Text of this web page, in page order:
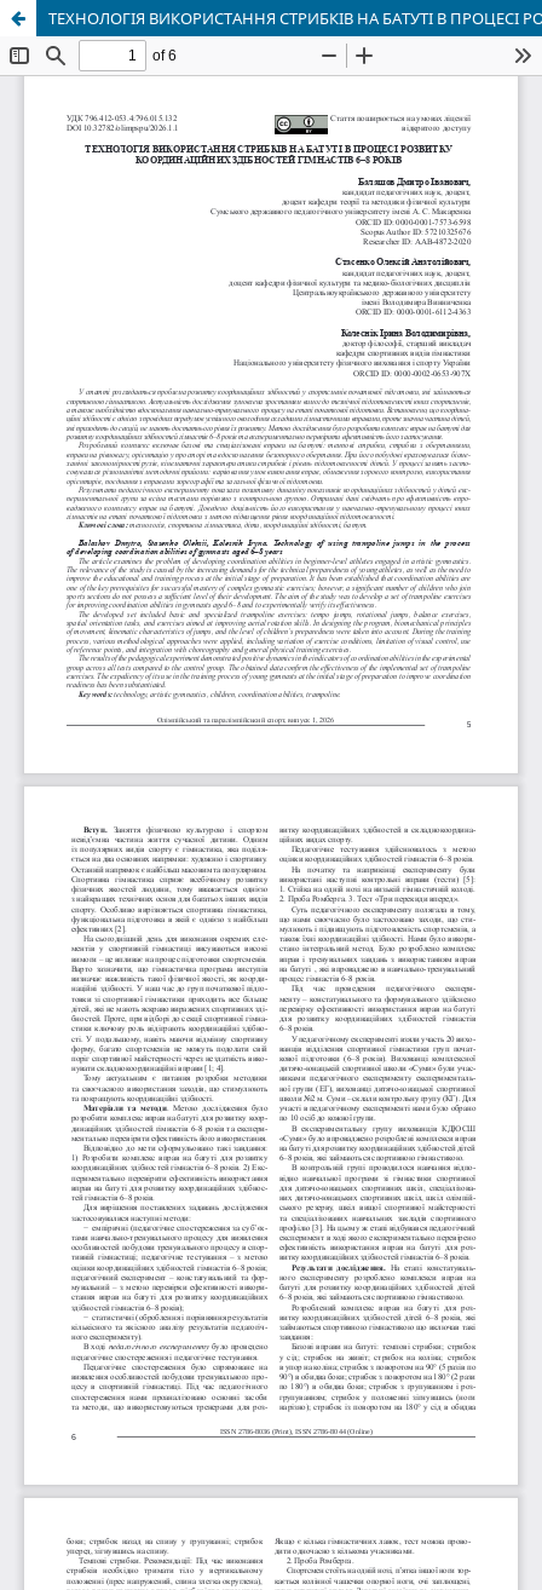
ТЕХНОЛОГІЯ ВИКОРИСТАННЯ СТРИБКІВ НА БАТУТІ В ПРОЦЕСІ